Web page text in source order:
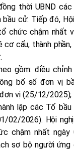
thời UBND
bầu cử. Tiếp đó,
chức chậm nhất
cơ cấu, thành
gồm: điều
bố số đơn vị
vị (25/12/2025);
lập các Tổ
02/2026). Hội
chậm nhất ngày
sơ bộ người